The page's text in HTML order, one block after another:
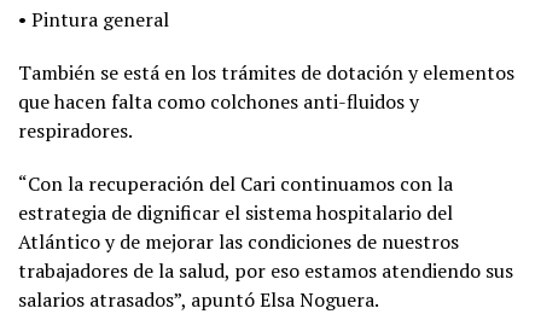
• Pintura general
También se está en los trámites de dotación y elementos
que hacen falta como colchones anti-fluidos y
respiradores.
“Con la recuperación del Cari continuamos con la
estrategia de dignificar el sistema hospitalario del
Atlántico y de mejorar las condiciones de nuestros
trabajadores de la salud, por eso estamos atendiendo sus
salarios atrasados”, apuntó Elsa Noguera.